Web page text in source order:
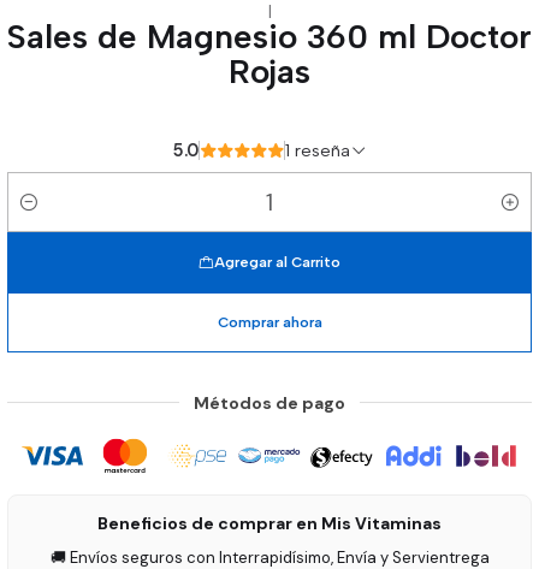
|
Sales de Magnesio 360 ml Doctor
Rojas
5.0 1 reseña
Cantidad
Agregar al Carrito
Comprar ahora
Métodos de pago
Beneficios de comprar en Mis Vitaminas
🚚 Envíos seguros con Interrapidísimo, Envía y Servientrega